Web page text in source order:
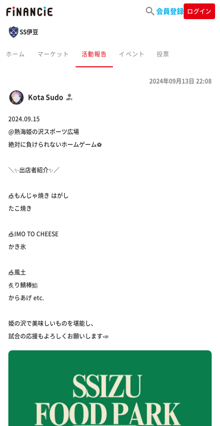
会員登録 ログイン
SS伊豆
ホーム マーケット 活動報告 イベント 投票
Kota Sudo
2024年09月13日 22:08
2024.09.15
@熱海姫の沢スポーツ広場
絶対に負けられないホームゲーム⚽️
＼✨出店者紹介✨／
🎪もんじゃ焼き はがし
たこ焼き
🎪IMO TO CHEESE
かき氷
🎪風土
炙り鯖棒鮨
からあげ etc.
姫の沢で美味しいものを堪能し、
試合の応援もよろしくお願いします📣